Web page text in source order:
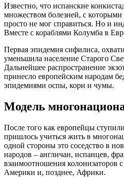
Известно, что испанские
множеством болезней, с которыми
просто не мог справиться. Но и
Вместе с кораблями Колумба в
Первая эпидемия сифилиса,
уменьшила население Старого
Дальнейшее распространение
принесло европейским народам
эпидемиями оспы, кори и чумы.
Модель
После того как европейцы
пришлось учиться жить в
одной стороны это соседство в
народов – англичан, испанцев,
взаимоотношения колонизаторов
Америки и, позднее, Африки.